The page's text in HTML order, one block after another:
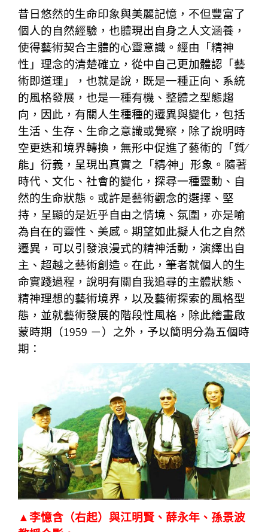
昔日悠然的生命印象與美麗記憶，不但豐富了
個人的自然經驗，也體現出自身之人文涵養，
使得藝術契合主體的心靈意識。經由「精神
性」理念的清楚確立，從中自己更加體認「藝
術即道理」，也就是說，既是一種正向、系統
的風格發展，也是一種有機、整體之型態趨
向，因此，有關人生種種的遷異與變化，包括
生活、生存、生命之意識或覺察，除了說明時
空更迭和境界轉換，無形中促進了藝術的 「質∕
能」衍義，呈現出真實之「精∕神」形象。隨著
時代、文化、社會的變化，探尋一種靈動、自
然的生命狀態。或許是藝術觀念的選擇、堅
持，呈顯的是近乎自由之情境、氛圍，亦是喻
為自在的靈性、美感。期望如此擬人化之自然
遷異，可以引發浪漫式的精神活動，演繹出自
主、超越之藝術創造。在此，筆者就個人的生
命實踐過程，說明有關自我追尋的主體狀態、
精神理想的藝術境界，以及藝術探索的風格型
態，並就藝術發展的階段性風格，除此繪畫啟
蒙時期（1959 －）之外，予以簡明分為五個時
期：
▲李憶含（右起）與江明賢、薛永年、孫景波